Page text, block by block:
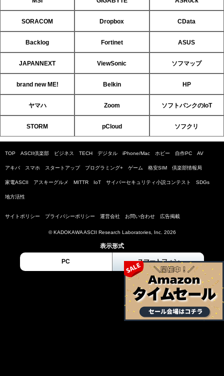
SORACOM Dropbox CData
Backlog Fortinet ASUS
JAPANNEXT ViewSonic ソフマップ
brand new ME! Belkin HP
ヤマハ Zoom ソフトバンクのIoT
STORM pCloud ソフクリ
TOP ASCII倶楽部 ビジネス TECH デジタル iPhone/Mac ホビー 自作PC AV
アキバ スマホ スタートアップ プログラミング+ ゲーム 格安SIM 倶楽部情報局
家電ASCII アスキーグルメ MITTR IoT サイバーセキュリティ小説コンテスト SDGs
地方活性
サイトポリシー プライバシーポリシー 運営会社 お問い合わせ 広告掲載
© KADOKAWA ASCII Research Laboratories, Inc. 2026
表示形式
PC スマートフォン